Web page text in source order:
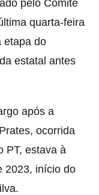
pelo Comitê
quarta-feira
etapa do
estatal antes
após a
ocorrida
PT, estava à
2023, início do